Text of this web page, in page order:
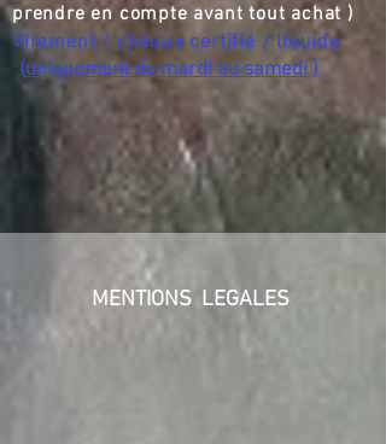
prendre en compte avant tout achat )
Virement / chèque certifié / liquide
(uniquement du mardi au samedi )
MENTIONS LEGALES